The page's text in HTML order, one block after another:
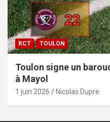
RCT TOULON
Toulon signe un
à Mayol
1 juin 2026 Nicolas Dupre